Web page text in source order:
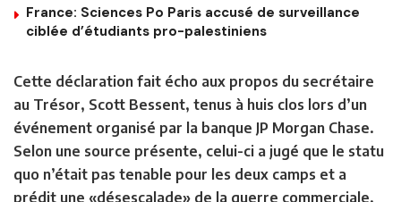
France: Sciences Po Paris accusé de surveillance
ciblée d’étudiants pro-palestiniens
Cette déclaration fait écho aux propos du secrétaire
au Trésor, Scott Bessent, tenus à huis clos lors d’un
événement organisé par la banque JP Morgan Chase.
Selon une source présente, celui-ci a jugé que le statu
quo n’était pas tenable pour les deux camps et a
prédit une «désescalade» de la guerre commerciale,